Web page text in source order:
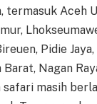
termasuk Aceh
Pidie
Barat, Nagan
safari masih